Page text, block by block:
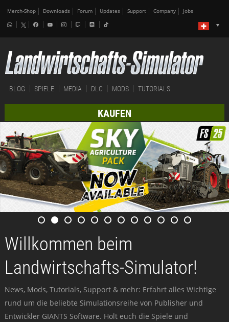
Merch-Shop Downloads Forum Updates Support Company Jobs
BLOG SPIELE MEDIA DLC MODS TUTORIALS
KAUFEN
Willkommen beim
Landwirtschafts-Simulator!
News, Mods, Tutorials, Support & mehr: Erfahrt alles Wichtige
rund um die beliebte Simulationsreihe von Publisher und
Entwickler GIANTS Software. Holt euch die Spiele und